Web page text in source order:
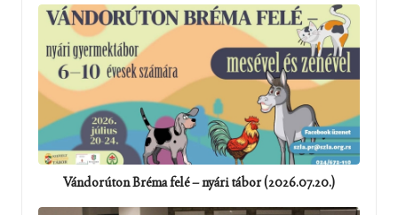
Vándorúton Bréma felé – nyári tábor (2026.07.20.)